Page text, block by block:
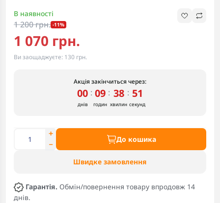
В наявності
1 200 грн. -11%
1 070 грн.
Ви заощаджуєте: 130 грн.
Акція закінчиться через:
00
днів
: 09
годин
: 38
хвилин
: 50
секунд
До кошика
Швидке замовлення
Гарантія. Обмін/повернення товару впродовж 14
днів.